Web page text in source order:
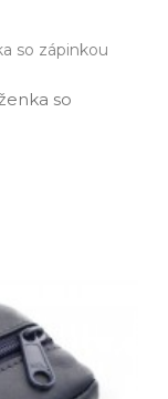
so zápinkou
so